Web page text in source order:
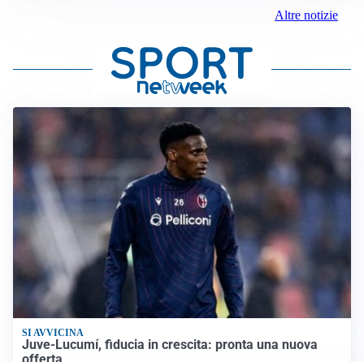
Altre notizie
SI AVVICINA
Juve-Lucumí, fiducia in crescita: pronta una nuova